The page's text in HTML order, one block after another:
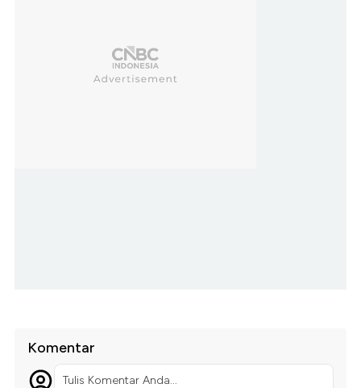
Komentar
Tulis Komentar Anda...